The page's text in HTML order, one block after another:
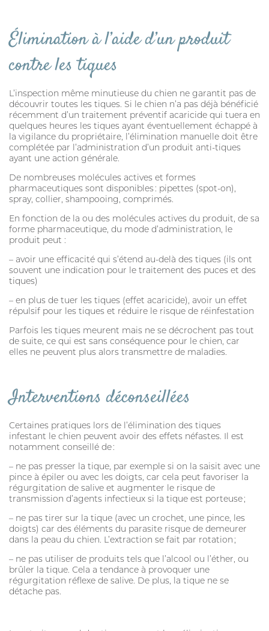
Élimination à l’aide d’un produit
contre les tiques
L’inspection même minutieuse du chien ne garantit pas de
découvrir toutes les tiques. Si le chien n’a pas déjà bénéficié
récemment d’un traitement préventif acaricide qui tuera en
quelques heures les tiques ayant éventuellement échappé à
la vigilance du propriétaire, l’élimination manuelle doit être
complétée par l’administration d’un produit anti-tiques
ayant une action générale.
De nombreuses molécules actives et formes
pharmaceutiques sont disponibles : pipettes (spot-on),
spray, collier, shampooing, comprimés.
En fonction de la ou des molécules actives du produit, de sa
forme pharmaceutique, du mode d’administration, le
produit peut :
– avoir une efficacité qui s’étend au-delà des tiques (ils ont
souvent une indication pour le traitement des puces et des
tiques)
– en plus de tuer les tiques (effet acaricide), avoir un effet
répulsif pour les tiques et réduire le risque de réinfestation
Parfois les tiques meurent mais ne se décrochent pas tout
de suite, ce qui est sans conséquence pour le chien, car
elles ne peuvent plus alors transmettre de maladies.
Interventions déconseillées
Certaines pratiques lors de l’élimination des tiques
infestant le chien peuvent avoir des effets néfastes. Il est
notamment conseillé de :
– ne pas presser la tique, par exemple si on la saisit avec une
pince à épiler ou avec les doigts, car cela peut favoriser la
régurgitation de salive et augmenter le risque de
transmission d’agents infectieux si la tique est porteuse ;
– ne pas tirer sur la tique (avec un crochet, une pince, les
doigts) car des éléments du parasite risque de demeurer
dans la peau du chien. L’extraction se fait par rotation ;
– ne pas utiliser de produits tels que l’alcool ou l’éther, ou
brûler la tique. Cela a tendance à provoquer une
régurgitation réflexe de salive. De plus, la tique ne se
détache pas.